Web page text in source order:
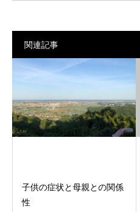
関連記事
子供の症状と母親との関係
性